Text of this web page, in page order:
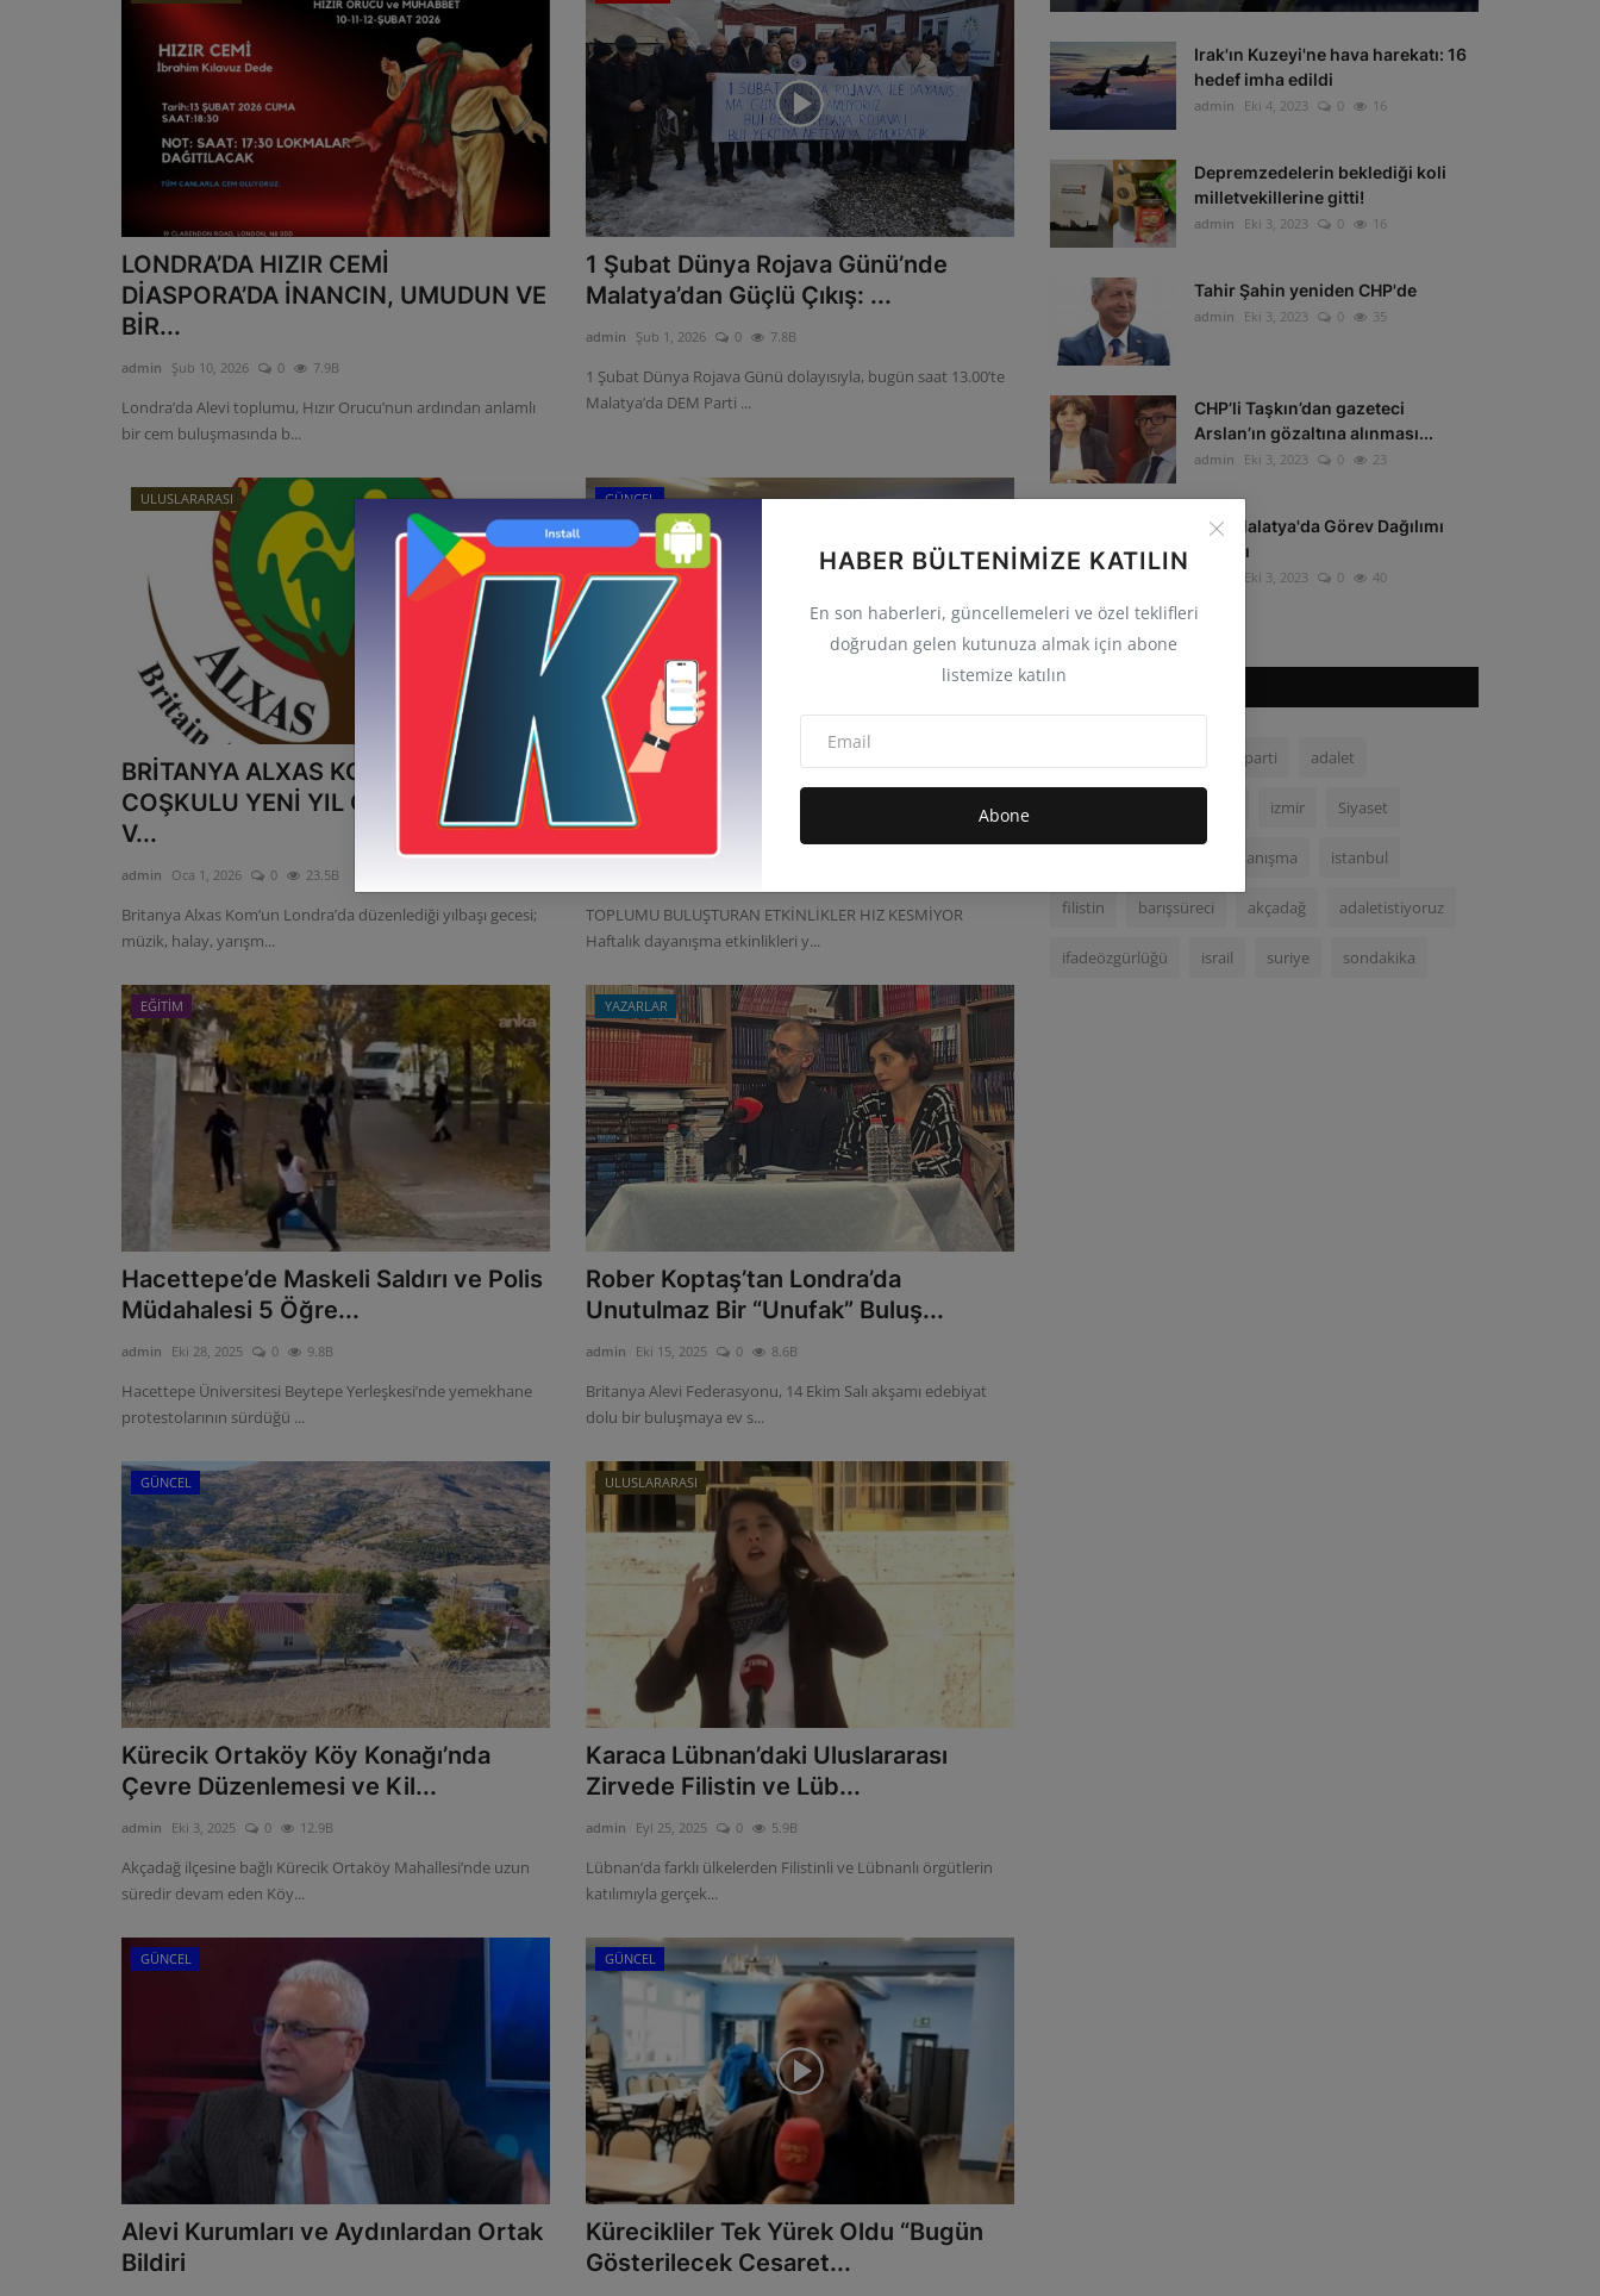
HABER BÜLTENIMIZE KATILIN
En son haberleri, güncellemeleri ve özel teklifleri
doğrudan gelen kutunuza almak için abone
listemize katılın
Abone
LONDRA’DA HIZIR CEMİ
DİASPORA’DA İNANCIN, UMUDUN VE
BİR...
admin Şub 10, 2026 0 7.9B
Londra’da Alevi toplumu, Hızır Orucu’nun ardından anlamlı
bir cem buluşmasında b...
1 Şubat Dünya Rojava Günü’nde
Malatya’dan Güçlü Çıkış: ...
admin Şub 1, 2026 0 7.8B
1 Şubat Dünya Rojava Günü dolayısıyla, bugün saat 13.00’te
Malatya’da DEM Parti ...
ULUSLARARASI
BRİTANYA ALXAS KOM’DAN
COŞKULU YENİ YIL GECESİ 2025’E
V...
admin Oca 1, 2026 0 23.5B
Britanya Alxas Kom’un Londra’da düzenlediği yılbaşı gecesi;
müzik, halay, yarışm...
GÜNCEL
BRİTANYA KÜRECİKLİLER
DAYANIŞMA VE KÜLTÜR DERNEĞİ,
KEPE...
TOPLUMU BULUŞTURAN ETKİNLİKLER HIZ KESMİYOR
Haftalık dayanışma etkinlikleri y...
EĞİTİM
Hacettepe’de Maskeli Saldırı ve Polis
Müdahalesi 5 Öğre...
admin Eki 28, 2025 0 9.8B
Hacettepe Üniversitesi Beytepe Yerleşkesi’nde yemekhane
protestolarının sürdüğü ...
YAZARLAR
Rober Koptaş’tan Londra’da
Unutulmaz Bir “Unufak” Buluş...
admin Eki 15, 2025 0 8.6B
Britanya Alevi Federasyonu, 14 Ekim Salı akşamı edebiyat
dolu bir buluşmaya ev s...
GÜNCEL
Kürecik Ortaköy Köy Konağı’nda
Çevre Düzenlemesi ve Kil...
admin Eki 3, 2025 0 12.9B
Akçadağ ilçesine bağlı Kürecik Ortaköy Mahallesi’nde uzun
süredir devam eden Köy...
ULUSLARARASI
Karaca Lübnan’daki Uluslararası
Zirvede Filistin ve Lüb...
admin Eyl 25, 2025 0 5.9B
Lübnan’da farklı ülkelerden Filistinli ve Lübnanlı örgütlerin
katılımıyla gerçek...
GÜNCEL
Alevi Kurumları ve Aydınlardan Ortak
Bildiri
GÜNCEL
Kürecikliler Tek Yürek Oldu “Bugün
Gösterilecek Cesaret...
Irak'ın Kuzeyi'ne hava harekatı: 16
hedef imha edildi
admin Eki 4, 2023 0 16
Depremzedelerin beklediği koli
milletvekillerine gitti!
admin Eki 3, 2023 0 16
Tahir Şahin yeniden CHP'de
admin Eki 3, 2023 0 35
CHP’li Taşkın’dan gazeteci
Arslan’ın gözaltına alınması...
admin Eki 3, 2023 0 23
CHP Malatya'da Görev Dağılımı
Yapıldı
Eki 3, 2023 0 40
demparti adalet
izmir Siyaset
dayanışma istanbul
filistin barışsüreci akçadağ adaletistiyoruz
ifadeözgürlüğü israil suriye sondakika